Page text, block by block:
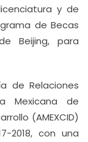
y de
de Becas
Beijing, para
de Relaciones
Mexicana de
(AMEXCID)
2018, con una